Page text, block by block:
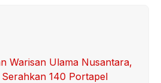
Warisan Ulama Nusantara,
140 Portapel